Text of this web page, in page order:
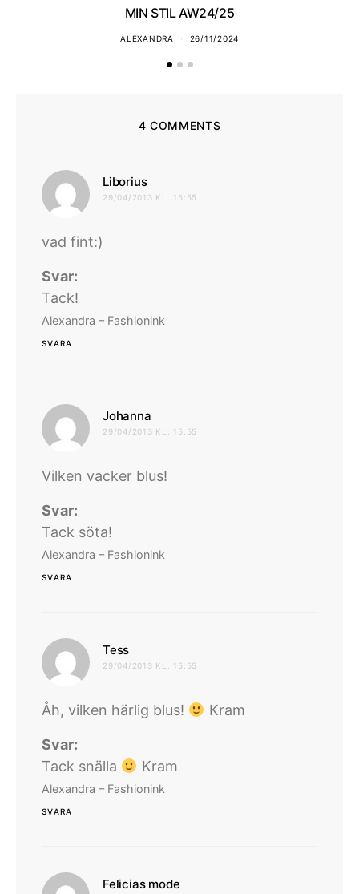
MIN STIL AW24/25
ALEXANDRA 26/11/2024
4 COMMENTS
Liboriusskriver:
29/04/2013 KL. 15:55
vad fint:)
Svar:
Tack!
Alexandra – Fashionink
SVARA
Johanna
29/04/2013 KL. 15:55
Vilken vacker blus!
Svar:
Tack söta!
Alexandra – Fashionink
SVARA
Tess
29/04/2013 KL. 15:55
Åh, vilken härlig blus! Kram
Svar:
Tack snälla
Kram
Alexandra – Fashionink
SVARA
Felicias mode